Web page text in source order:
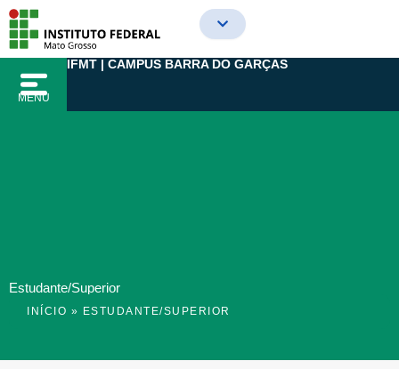
para
conteúdo
MENU
IFMT | CAMPUS BARRA DO GARÇAS
Estudante/Superior
INÍCIO » ESTUDANTE/SUPERIOR